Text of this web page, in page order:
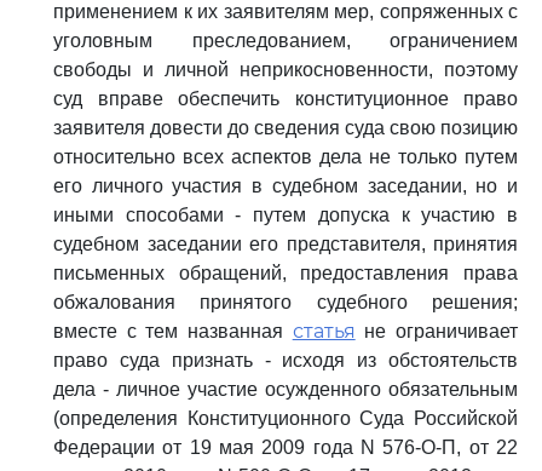
применением к их заявителям мер, сопряженных с
уголовным преследованием, ограничением
свободы и личной неприкосновенности, поэтому
суд вправе обеспечить конституционное право
заявителя довести до сведения суда свою позицию
относительно всех аспектов дела не только путем
его личного участия в судебном заседании, но и
иными способами - путем допуска к участию в
судебном заседании его представителя, принятия
письменных обращений, предоставления права
обжалования принятого судебного решения;
вместе с тем названная статья не ограничивает
право суда признать - исходя из обстоятельств
дела - личное участие осужденного обязательным
(определения Конституционного Суда Российской
Федерации от 19 мая 2009 года N 576-О-П, от 22